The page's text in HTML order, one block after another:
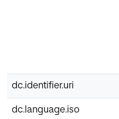
dc.identifier.uri
dc.language.iso